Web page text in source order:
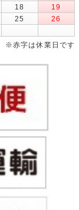
18
19
25
26
※赤字は休業日です